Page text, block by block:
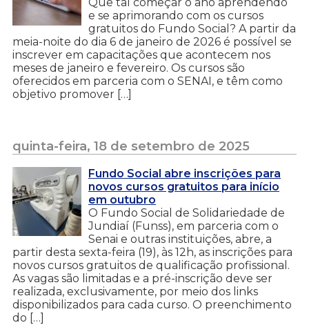
e se aprimorando com os cursos
gratuitos do Fundo Social? A partir da
meia-noite do dia 6 de janeiro de 2026 é possível se
inscrever em capacitações que acontecem nos
meses de janeiro e fevereiro. Os cursos são
oferecidos em parceria com o SENAI, e têm como
objetivo promover […]
quinta-feira, 18 de setembro de 2025
Fundo Social abre inscrições para
novos cursos gratuitos para início
em outubro
O Fundo Social de Solidariedade de
Jundiaí (Funss), em parceria com o
Senai e outras instituições, abre, a
partir desta sexta-feira (19), às 12h, as inscrições para
novos cursos gratuitos de qualificação profissional.
As vagas são limitadas e a pré-inscrição deve ser
realizada, exclusivamente, por meio dos links
disponibilizados para cada curso. O preenchimento
do […]